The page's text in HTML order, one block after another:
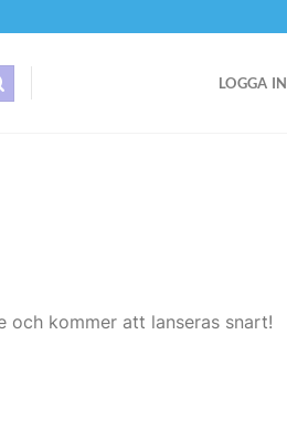
LOGGA IN
och kommer att lanseras snart!